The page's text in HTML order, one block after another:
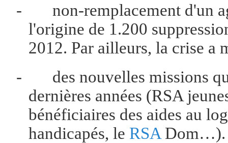
-
non-remplacement d'un
l'origine de 1.200
2012. Par ailleurs, la crise a
-
des nouvelles missions
dernières années (RSA
bénéficiaires des aides au
handicapés, le RSA Dom…).